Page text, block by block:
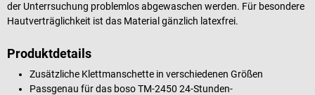
der Unterrsuchung problemlos abgewaschen werden. Für besondere
Hautverträglichkeit ist das Material gänzlich latexfrei.
Produktdetails
Zusätzliche Klettmanschette in verschiedenen Größen
Passgenau für das boso TM-2450 24-Stunden-